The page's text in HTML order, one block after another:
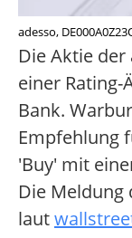
adesso,
Die Aktie der
einer
Bank.
Empfehlung
'Buy' mit
Die Meldung
laut